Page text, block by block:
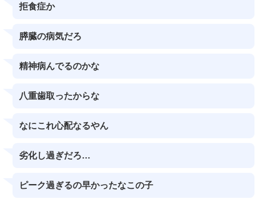
拒食症か
膵臓の病気だろ
精神病んでるのかな
八重歯取ったからな
なにこれ心配なるやん
劣化し過ぎだろ…
ピーク過ぎるの早かったなこの子